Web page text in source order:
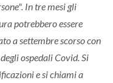
In tre mesi gli
potrebbero essere
a settembre scorso con
ospedali Covid. Si
e si chiami a